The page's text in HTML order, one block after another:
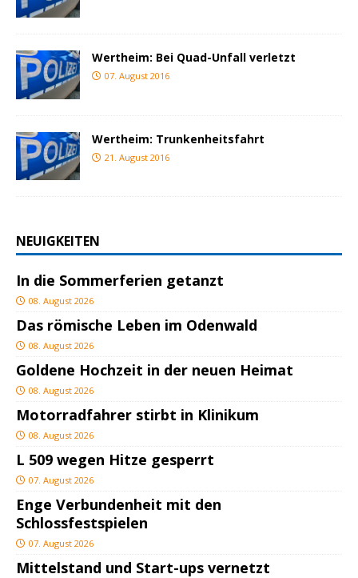
Wertheim: Bei Quad-Unfall verletzt
07. August 2016
Wertheim: Trunkenheitsfahrt
21. August 2016
NEUIGKEITEN
In die Sommerferien getanzt
08. August 2026
Das römische Leben im Odenwald
08. August 2026
Goldene Hochzeit in der neuen Heimat
08. August 2026
Motorradfahrer stirbt in Klinikum
08. August 2026
L 509 wegen Hitze gesperrt
07. August 2026
Enge Verbundenheit mit den
Schlossfestspielen
07. August 2026
Mittelstand und Start-ups vernetzt